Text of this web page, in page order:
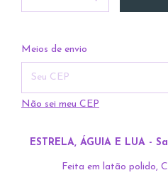
Entregas para o CEP:
Meios de envio
Não sei meu CEP
ESTRELA, ÁGUIA E LUA -
Feita em latão polido,